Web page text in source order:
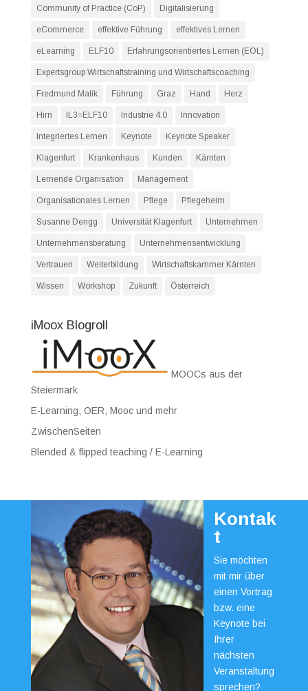
Community of Practice (CoP) Digitalisierung
eCommerce effektive Führung effektives Lernen
eLearning ELF10 Erfahrungsorientiertes Lernen (EOL)
Expertsgroup Wirtschaftstraining und Wirtschaftscoaching
Fredmund Malik Führung Graz Hand Herz
Hirn IL3=ELF10 Industrie 4.0 Innovation
Integriertes Lernen Keynote Keynote Speaker
Klagenfurt Krankenhaus Kunden Kärnten
Lernende Organisation Management
Organisationales Lernen Pflege Pflegeheim
Susanne Dengg Universität Klagenfurt Unternehmen
Unternehmensberatung Unternehmensentwicklung
Vertrauen Weiterbildung Wirtschaftskammer Kärnten
Wissen Workshop Zukunft Österreich
iMoox Blogroll
MOOCs aus der
Steiermark
E-Learning, OER, Mooc und mehr
ZwischenSeiten
Blended & flipped teaching / E-Learning
Kontak
t
Sie möchten
mit mir über
einen Vortrag
bzw. eine
Keynote bei
Ihrer
nächsten
Veranstaltung
sprechen?